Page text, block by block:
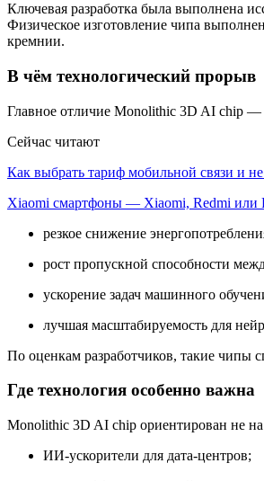
Ключевая разработка была выполнена
Физическое изготовление чипа
кремнии.
В чём технологический прорыв
Главное отличие Monolithic 3D AI chip —
Сейчас читают
Как выбрать тариф мобильной связи и
Xiaomi смартфоны — Xiaomi, Redmi или
резкое снижение
рост пропускной способности
ускорение задач машинного
лучшая масштабируемость для
По оценкам разработчиков, такие чипы
Где технология особенно важна
Monolithic 3D AI chip ориентирован не
ИИ-ускорители для дата-центров;